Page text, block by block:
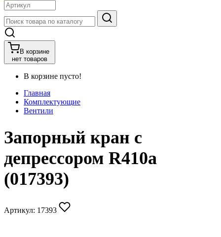
В корзине
нет товаров
В корзине пусто!
Главная
Комплектующие
Вентили
Запорный кран с
депрессором R410a
(017393)
Артикул: 17393